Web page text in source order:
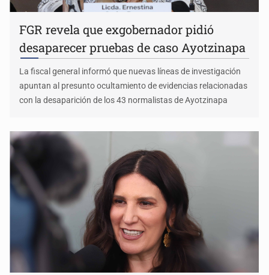
FGR revela que exgobernador pidió
desaparecer pruebas de caso Ayotzinapa
La fiscal general informó que nuevas líneas de investigación
apuntan al presunto ocultamiento de evidencias relacionadas
con la desaparición de los 43 normalistas de Ayotzinapa